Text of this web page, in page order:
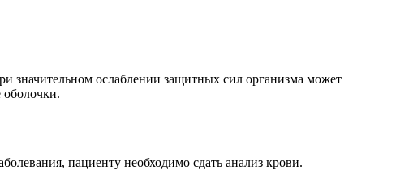
значительном ослаблении защитных сил организма может
оболочки.
пациенту необходимо сдать анализ крови.